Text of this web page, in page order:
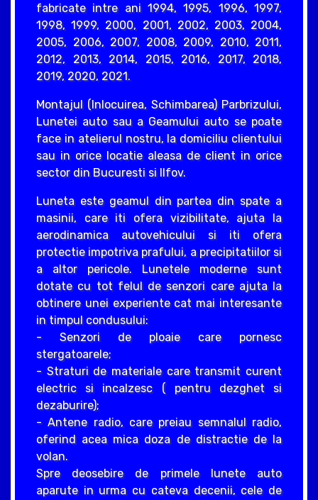
fabricate intre ani 1994, 1995, 1996, 1997,
1998, 1999, 2000, 2001, 2002, 2003, 2004,
2005, 2006, 2007, 2008, 2009, 2010, 2011,
2012, 2013, 2014, 2015, 2016, 2017, 2018,
2019, 2020, 2021.
Montajul (Inlocuirea, Schimbarea) Parbrizului,
Lunetei auto sau a Geamului auto se poate
face in atelierul nostru, la domiciliu clientului
sau in orice locatie aleasa de client in orice
sector din Bucuresti si Ilfov.
Luneta este geamul din partea din spate a
masinii, care iti ofera vizibilitate, ajuta la
aerodinamica autovehicului si iti ofera
protectie impotriva prafului, a precipitatiilor si
a altor pericole. Lunetele moderne sunt
dotate cu tot felul de senzori care ajuta la
obtinere unei experiente cat mai interesante
in timpul condusului:
- Senzori de ploaie care pornesc
stergatoarele;
- Straturi de materiale care transmit curent
electric si incalzesc ( pentru dezghet si
dezaburire);
- Antene radio, care preiau semnalul radio,
oferind acea mica doza de distractie de la
volan.
Spre deosebire de primele lunete auto
aparute in urma cu cateva decenii, cele de